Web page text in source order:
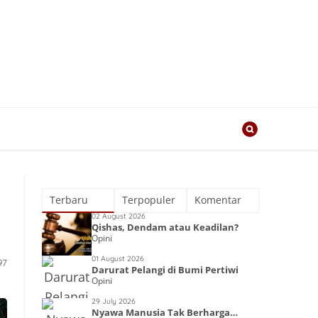
Terbaru Terpopuler Komentar
02 August 2026
Qishas, Dendam atau Keadilan?
Opini
01 August 2026
Darurat Pelangi di Bumi Pertiwi
Opini
29 July 2026
Nyawa Manusia Tak Berharga